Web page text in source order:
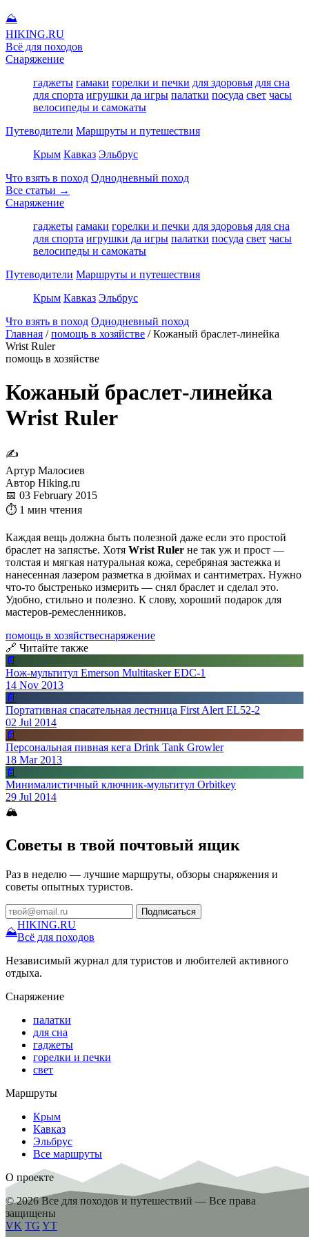
⛰
HIKING.RU
Всё для походов
Снаряжение
гаджеты гамаки горелки и печки для здоровья для сна
для спорта игрушки да игры палатки посуда свет часы
велосипеды и самокаты
Путеводители Маршруты и путешествия
Крым Кавказ Эльбрус
Что взять в поход Однодневный поход
Все статьи →
Снаряжение
гаджеты гамаки горелки и печки для здоровья для сна
для спорта игрушки да игры палатки посуда свет часы
велосипеды и самокаты
Путеводители Маршруты и путешествия
Крым Кавказ Эльбрус
Что взять в поход Однодневный поход
Главная / помощь в хозяйстве / Кожаный браслет-линейка
Wrist Ruler
помощь в хозяйстве
Кожаный браслет-линейка
Wrist Ruler
✍
Артур Малосиев
Автор Hiking.ru
📅 03 February 2015
⏱ 1 мин чтения
Каждая вещь должна быть полезной даже если это простой
браслет на запястье. Хотя Wrist Ruler не так уж и прост —
толстая и мягкая натуральная кожа, серебряная застежка и
нанесенная лазером разметка в дюймах и сантиметрах. Нужно
что-то быстренько измерить — снял браслет и сделал это.
Удобно, стильно и полезно. К слову, хороший подарок для
мастеров-ремесленников.
помощь в хозяйствеснаряжение
🔗 Читайте также
📄
Нож-мультитул Emerson Multitasker EDC-1
14 Nov 2013
📄
Портативная спасательная лестница First Alert EL52-2
02 Jul 2014
📄
Персональная пивная кега Drink Tank Growler
18 Mar 2013
📄
Минималистичный ключник-мультитул Orbitkey
29 Jul 2014
🏔
Советы в твой почтовый ящик
Раз в неделю — лучшие маршруты, обзоры снаряжения и
советы опытных туристов.
Подписаться
⛰
HIKING.RU
Всё для походов
Независимый журнал для туристов и любителей активного
отдыха.
Снаряжение
палатки
для сна
гаджеты
горелки и печки
свет
Маршруты
Крым
Кавказ
Эльбрус
Все маршруты
О проекте
© 2026 Все для походов и путешествий — Все права
защищены
VK TG YT